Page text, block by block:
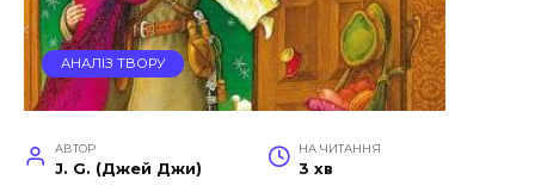
АНАЛІЗ ТВОРУ
АВТОР
J. G. (Джей Джи)
НА ЧИТАННЯ
3 хв